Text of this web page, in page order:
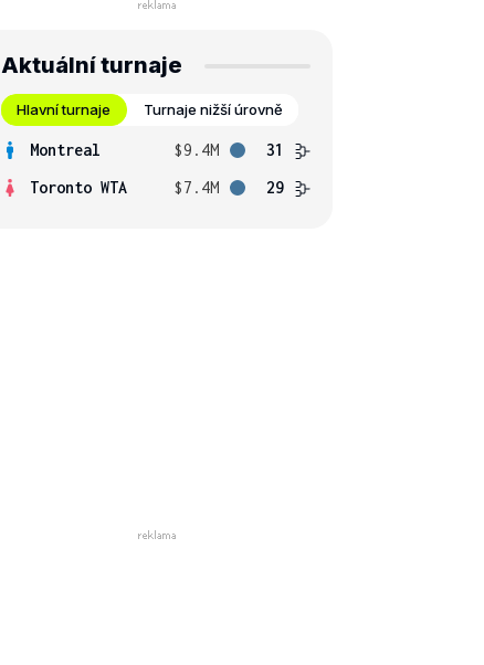
Aktuální turnaje
Hlavní turnaje Turnaje nižší úrovně
Montreal $9.4M
31
Toronto WTA
$7.4M 29